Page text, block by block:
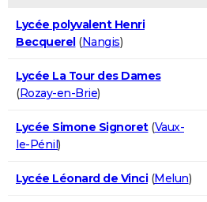
Lycée polyvalent Henri
Becquerel(Nangis)
Lycée La Tour des Dames
(Rozay-en-Brie)
Lycée Simone Signoret(Vaux-
le-Pénil)
Lycée Léonard de Vinci(Melun)